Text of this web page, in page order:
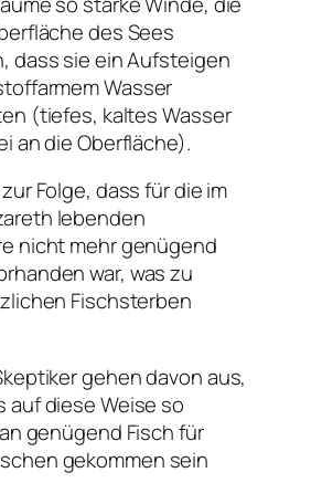
des Sees
dass sie ein Aufsteigen
Wasser
(tiefes, kaltes Wasser
an die Oberfläche).
Folge, dass für die im
lebenden
nicht mehr genügend
war, was zu
Fischsterben
gehen davon aus,
auf diese Weise so
genügend Fisch für
gekommen sein